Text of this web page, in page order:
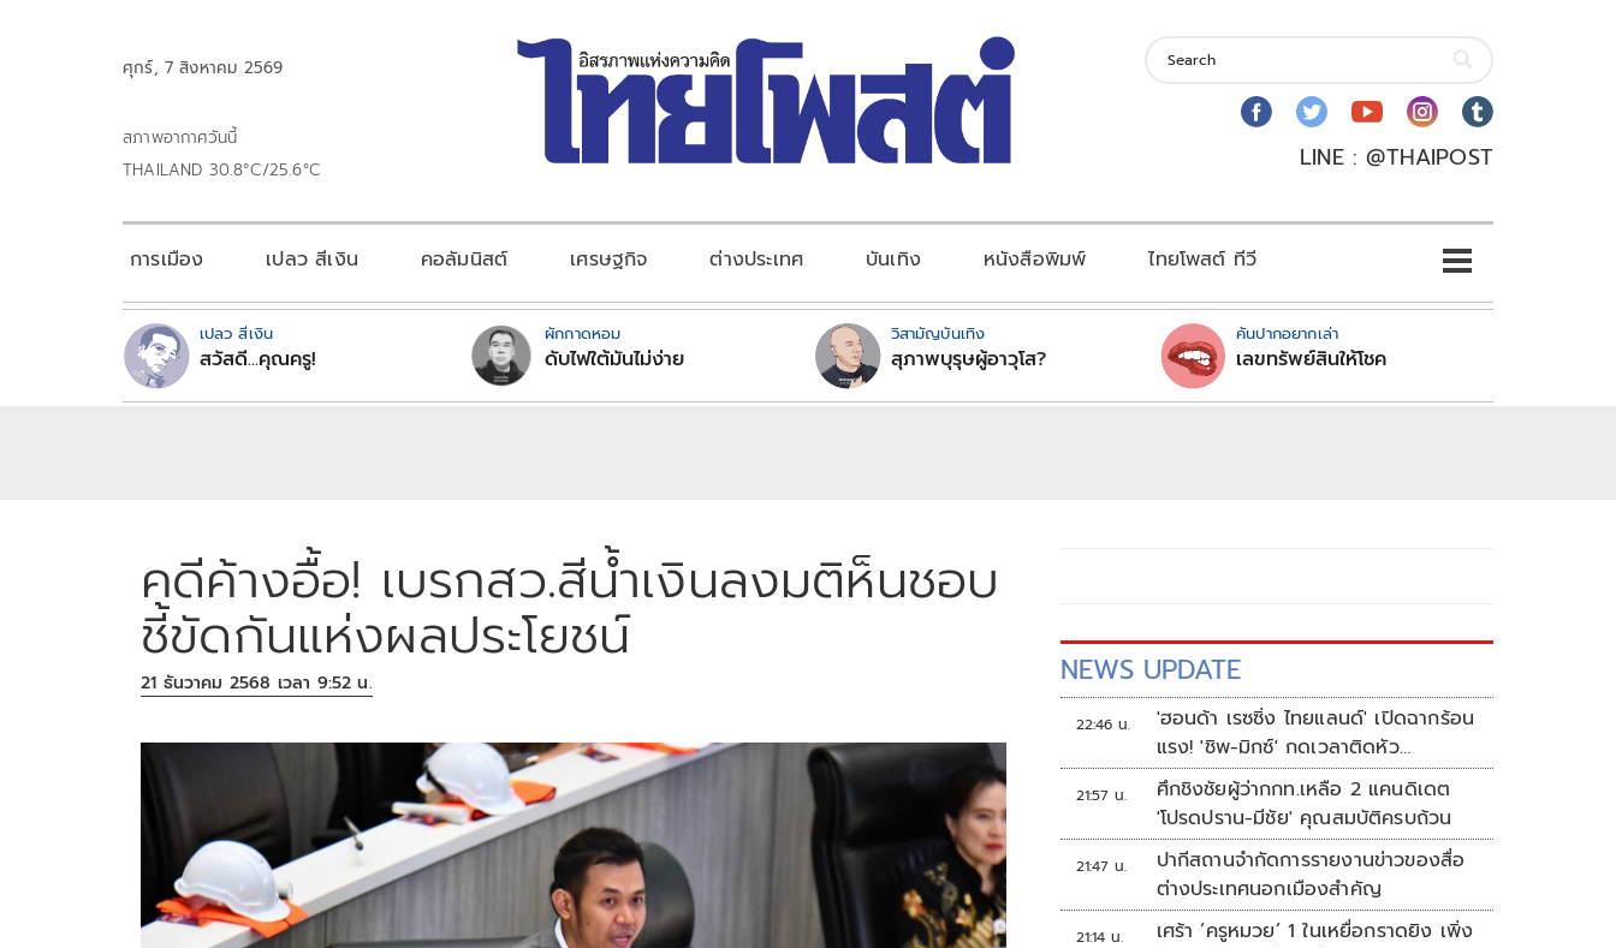
ศุกร์, 7 สิงหาคม 2569
สภาพอากาศวันนี้
THAILAND 30.8°C/25.6°C
LINE : @THAIPOST
การเมือง เปลว สีเงิน คอลัมนิสต์ เศรษฐกิจ ต่างประเทศ บันเทิง หนังสือพิมพ์ ไทยโพสต์ ทีวี
เปลว สีเงิน
สวัสดี...คุณครู!
ผักกาดหอม
ดับไฟใต้มันไม่ง่าย
วิสามัญบันเทิง
สุภาพบุรุษผู้อาวุโส?
คันปากอยากเล่า
เลขทรัพย์สินให้โชค
คดีค้างอื้อ! เบรกสว.สีน้ำเงินลงมติห็นชอบ
ชี้ขัดกันแห่งผลประโยชน์
21 ธันวาคม 2568 เวลา 9:52 น. NEWS UPDATE
22:46 น.
'ฮอนด้า เรซซิ่ง ไทยแลนด์' เปิดฉากร้อน
แรง! 'ชิพ-มิกซ์' กดเวลาติดหัว
แถว ARRC สนาม 4 ที่มัลดาลิกา
21:57 น.
ศึกชิงชัยผู้ว่ากกท.เหลือ 2 แคนดิเดต
'โปรดปราน-มีชัย' คุณสมบัติครบถ้วน
21:47 น.
ปากีสถานจำกัดการรายงานข่าวของสื่อ
ต่างประเทศนอกเมืองสำคัญ
21:14 น.
เศร้า ‘ครูหมวย’ 1 ในเหยื่อกราดยิง เพิ่ง